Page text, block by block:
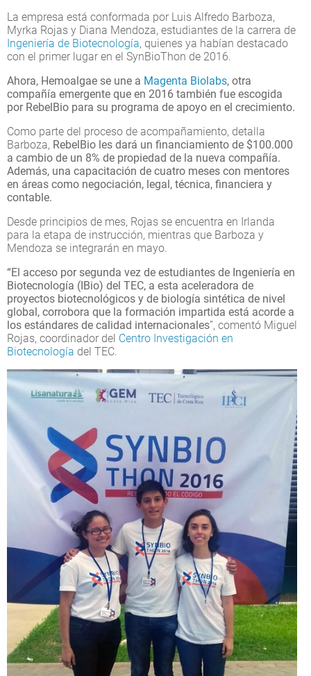
La empresa está conformada por Luis Alfredo Barboza,
Myrka Rojas y Diana Mendoza, estudiantes de la carrera de
Ingeniería de Biotecnología, quienes ya habían destacado
con el primer lugar en el SynBioThon de 2016.
Ahora, Hemoalgae se une a Magenta Biolabs, otra
compañía emergente que en 2016 también fue escogida
por RebelBio para su programa de apoyo en el crecimiento.
Como parte del proceso de acompañamiento, detalla
Barboza, RebelBio les dará un financiamiento de $100.000
a cambio de un 8% de propiedad de la nueva compañía.
Además, una capacitación de cuatro meses con mentores
en áreas como negociación, legal, técnica, financiera y
contable.
Desde principios de mes, Rojas se encuentra en Irlanda
para la etapa de instrucción, mientras que Barboza y
Mendoza se integrarán en mayo.
“El acceso por segunda vez de estudiantes de Ingeniería en
Biotecnología (IBio) del TEC, a esta aceleradora de
proyectos biotecnológicos y de biología sintética de nivel
global, corrobora que la formación impartida está acorde a
los estándares de calidad internacionales”, comentó Miguel
Rojas, coordinador del Centro Investigación en
Biotecnología del TEC.